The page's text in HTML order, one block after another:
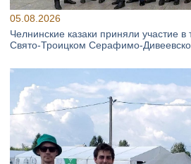
05.08.2026
Челнинские казаки приняли участие в
Свято‑Троицком